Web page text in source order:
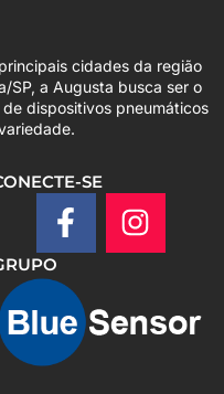
cidades da região
SP, a Augusta busca ser o
dispositivos pneumáticos
SE